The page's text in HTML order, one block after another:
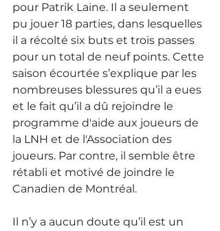
pour Patrik Laine. Il a seulement
pu jouer 18 parties, dans lesquelles
il a récolté six buts et trois passes
pour un total de neuf points. Cette
saison écourtée s’explique par les
nombreuses blessures qu’il a eues
et le fait qu’il a dû rejoindre le
programme d'aide aux joueurs de
la LNH et de l'Association des
joueurs. Par contre, il semble être
rétabli et motivé de joindre le
Canadien de Montréal.
Il n’y a aucun doute qu’il est un